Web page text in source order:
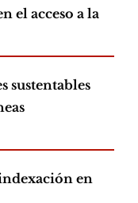
el acceso a la
sustentables
en